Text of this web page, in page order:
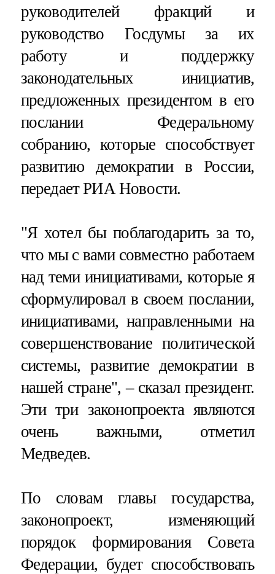
руководителей фракций и
руководство Госдумы за их
работу и поддержку
законодательных инициатив,
предложенных президентом в его
послании Федеральному
собранию, которые способствует
развитию демократии в России,
передает РИА Новости.
"Я хотел бы поблагодарить за то,
что мы с вами совместно работаем
над теми инициативами, которые я
сформулировал в своем послании,
инициативами, направленными на
совершенствование политической
системы, развитие демократии в
нашей стране", – сказал президент.
Эти три законопроекта являются
очень важными, отметил
Медведев.
По словам главы государства,
законопроект, изменяющий
порядок формирования Совета
Федерации, будет способствовать